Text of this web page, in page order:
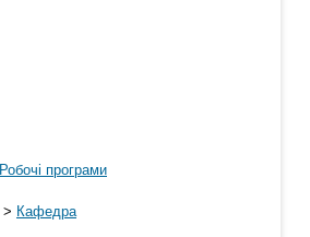
Робочі програми
> Кафедра